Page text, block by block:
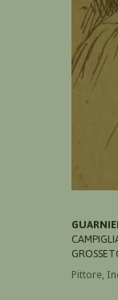
Pittore,